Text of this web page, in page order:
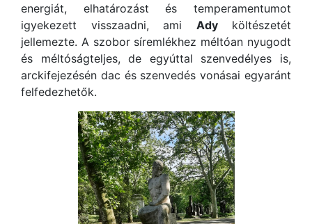
energiát, elhatározást és temperamentumot
igyekezett visszaadni, ami Adyköltészetét
jellemezte. A szobor síremlékhez méltóan nyugodt
és méltóságteljes, de egyúttal szenvedélyes is,
arckifejezésén dac és szenvedés vonásai egyaránt
felfedezhetők.